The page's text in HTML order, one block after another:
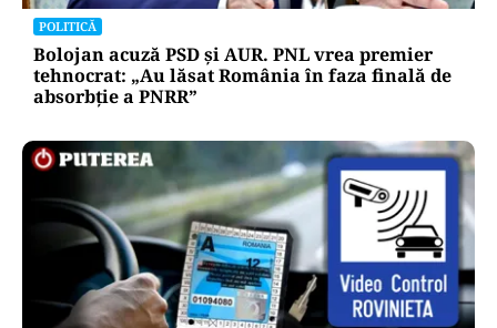
POLITICĂ
Bolojan acuză PSD și AUR. PNL vrea premier
tehnocrat: „Au lăsat România în faza finală de
absorbţie a PNRR”